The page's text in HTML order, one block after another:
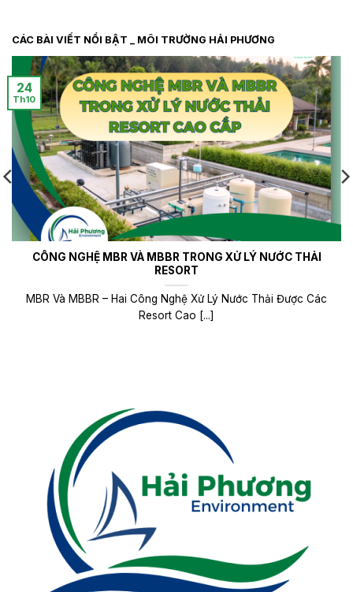
CÁC BÀI VIẾT NỔI BẬT _ MÔI TRƯỜNG HẢI PHƯƠNG
CÔNG NGHỆ MBR VÀ MBBR TRONG XỬ LÝ NƯỚC THẢI
RESORT
MBR Và MBBR – Hai Công Nghệ Xử Lý Nước Thải Được Các
Resort Cao [...]
24
Th10